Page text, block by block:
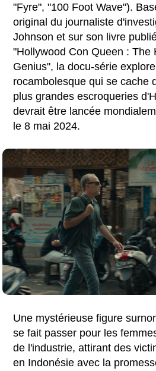
"Fyre", "100 Foot Wave").
original du journaliste
Johnson et sur son livre
"Hollywood Con Queen : The
Genius", la docu-série
rocambolesque qui se cache
plus grandes escroqueries
devrait être lancée
le 8 mai 2024.
Une mystérieuse figure
se fait passer pour les
de l'industrie, attirant des
en Indonésie avec la